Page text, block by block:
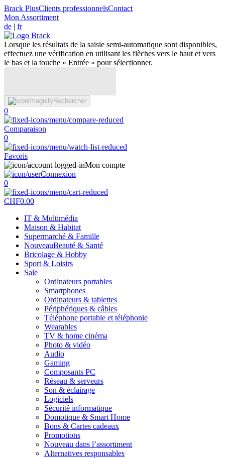
Brack PlusClients professionnelsContact
Mon Assortiment
de | fr
Lorsque les résultats de la saisie semi-automatique sont disponibles,
effectuez une vérification en utilisant les flèches vers le haut et vers
le bas et la touche « Entrée » pour sélectionner.
Rechercher
0
Comparaison
0
Favoris
Mon compte
Connexion
0
CHF0.00
IT & Multimédia
Maison & Habitat
Supermarché & Famille
NouveauBeauté & Santé
Bricolage & Hobby
Sport & Loisirs
Sale
Ordinateurs portables
Smartphones
Ordinateurs & tablettes
Périphériques & câbles
Téléphone portable et téléphonie
Wearables
TV & home cinéma
Photo & vidéo
Audio
Gaming
Composants PC
Réseau & serveurs
Son & éclairage
Logiciels
Sécurité informatique
Domotique & Smart Home
Bons & Cartes cadeaux
Promotions
Nouveau dans l’assortiment
Alternatives responsables